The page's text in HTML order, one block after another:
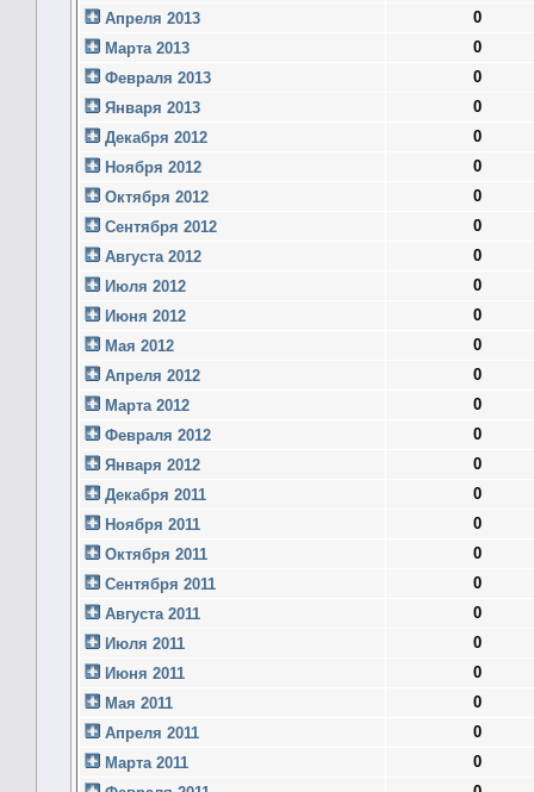
Апреля 2013
0
Марта 2013
0
Февраля 2013
0
Января 2013
0
Декабря 2012
0
Ноября 2012
0
Октября 2012
0
Сентября 2012
0
Августа 2012
0
Июля 2012
0
Июня 2012
0
Мая 2012
0
Апреля 2012
0
Марта 2012
0
Февраля 2012
0
Января 2012
0
Декабря 2011
0
Ноября 2011
0
Октября 2011
0
Сентября 2011
0
Августа 2011
0
Июля 2011
0
Июня 2011
0
Мая 2011
0
Апреля 2011
0
Марта 2011
0